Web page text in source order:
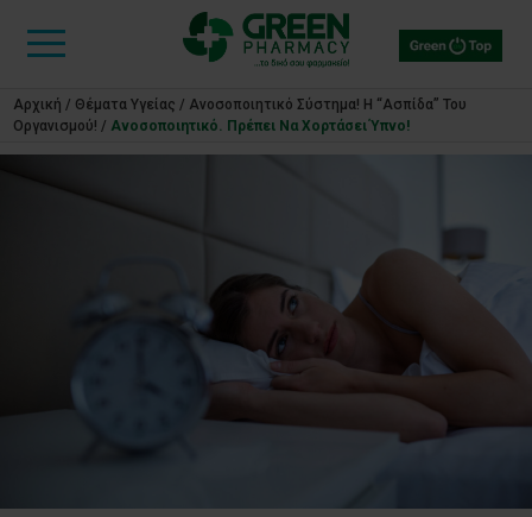
Αρχική / Θέματα Υγείας / Ανοσοποιητικό Σύστημα! Η “ασπίδα” Του
Οργανισμού! / Ανοσοποιητικό. Πρέπει Να Χορτάσει Ύπνο!